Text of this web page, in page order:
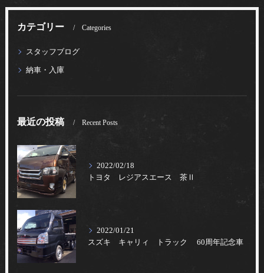
カテゴリー Categories
スタッフブログ
納車・入庫
最近の投稿 Recent Posts
2022/02/18
トヨタ レジアスエース 茶Ⅱ
2022/01/21
スズキ キャリィ トラック 60周年記念車